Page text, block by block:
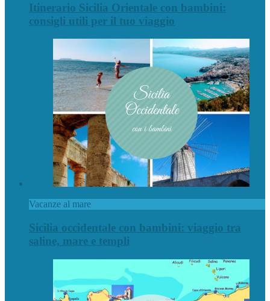
Itinerario Sicilia Orientale con bambini:
consigli utili per il tuo viaggio
Vacanze al mare
Sicilia occidentale con bambini: viaggio tra
saline, mare e templi